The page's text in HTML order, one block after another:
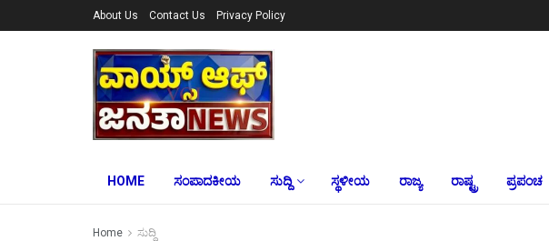
About Us Contact Us Privacy Policy
HOME ಸಂಪಾದಕೀಯ ಸುದ್ದಿ ಸ್ಥಳೀಯ ರಾಜ್ಯ ರಾಷ್ಟ್ರ ಪ್ರಪಂಚ
Home ಸುದ್ದಿ